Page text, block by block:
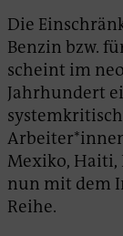
Die
Benzin bzw.
scheint im
Jahrhundert
Mexiko, Haiti,
nun mit dem
Reihe.